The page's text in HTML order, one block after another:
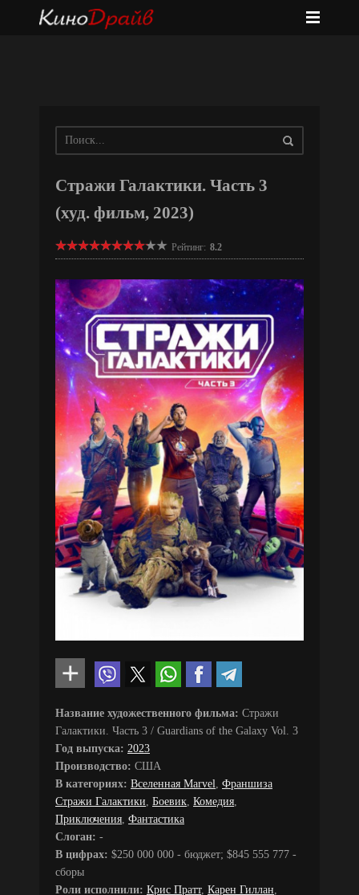
Стражи Галактики. Часть 3
(худ. фильм, 2023)
Рейтинг: 8.2
Название художественного фильма: Стражи
Галактики. Часть 3 / Guardians of the Galaxy Vol. 3
Год выпуска: 2023
Производство: США
В категориях: Вселенная Marvel Франшиза
Стражи Галактики Боевик Комедия
Приключения Фантастика
Слоган: -
В цифрах: $250 000 000 - бюджет; $845 555 777 -
сборы
Роли исполнили: Крис Пратт, Карен Гиллан